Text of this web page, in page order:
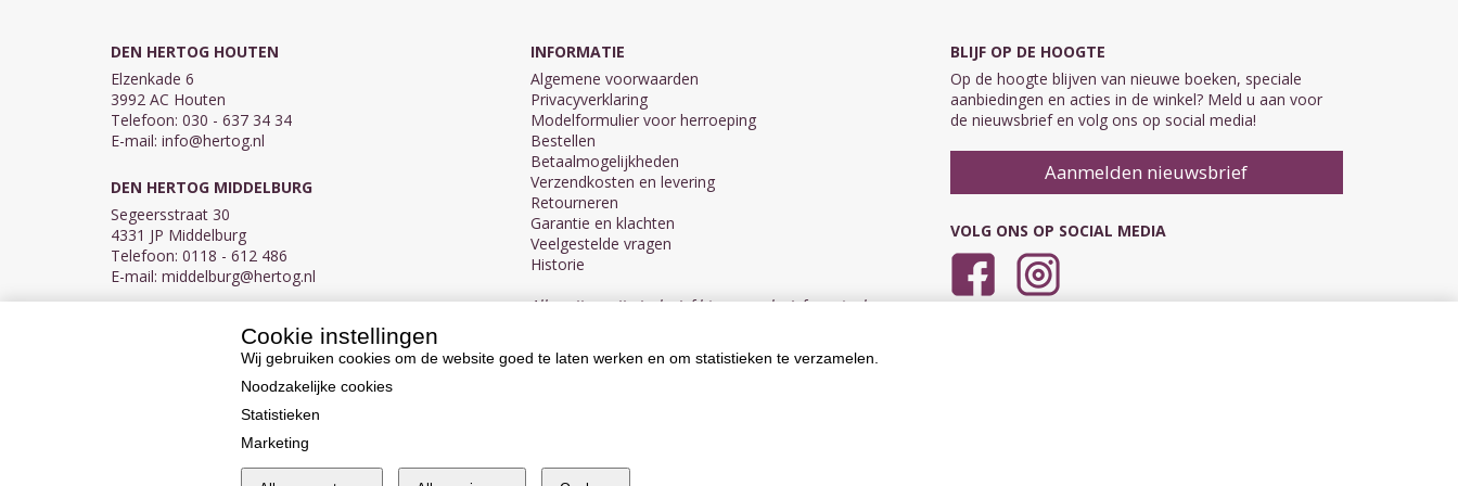
DEN HERTOG HOUTEN
Elzenkade 6
3992 AC Houten
Telefoon: 030 - 637 34 34
E-mail: info@hertog.nl
DEN HERTOG MIDDELBURG
Segeersstraat 30
4331 JP Middelburg
Telefoon: 0118 - 612 486
E-mail: middelburg@hertog.nl
BTW NL007450242B03
INFORMATIE
Algemene voorwaarden
Privacyverklaring
Modelformulier voor herroeping
Bestellen
Betaalmogelijkheden
Verzendkosten en levering
Retourneren
Garantie en klachten
Veelgestelde vragen
Historie
Alle prijzen zijn inclusief btw en exclusief eventuele
BLIJF OP DE HOOGTE
Op de hoogte blijven van nieuwe boeken, speciale
aanbiedingen en acties in de winkel? Meld u aan voor
de nieuwsbrief en volg ons op social media!
Aanmelden nieuwsbrief
VOLG ONS OP SOCIAL MEDIA
Cookie instellingen
Wij gebruiken cookies om de website goed te laten werken en om statistieken te verzamelen.
Noodzakelijke cookies
Statistieken
Marketing